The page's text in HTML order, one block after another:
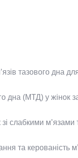
тазового дна
дна (МТД) у жінок
слабкими м’язами
та керованість